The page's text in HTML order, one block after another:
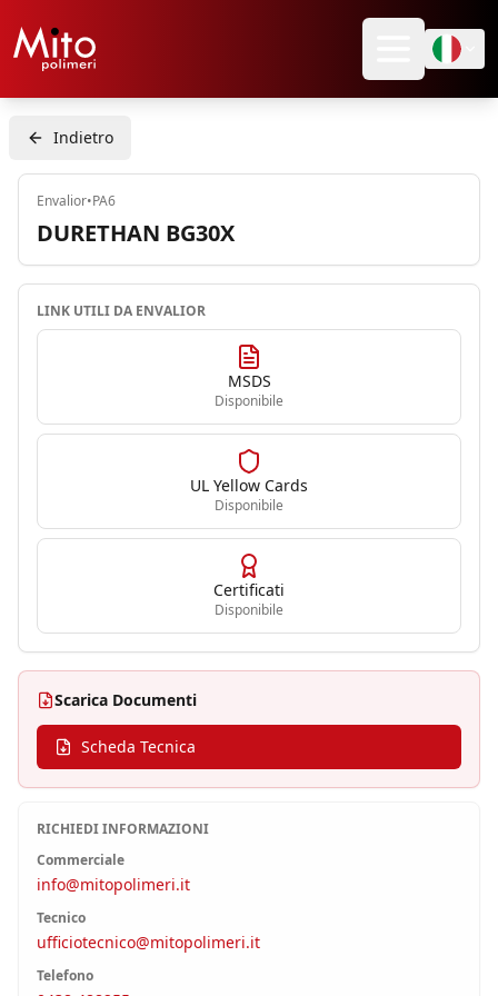
Indietro
Envalior•PA6
DURETHAN BG30X
LINK UTILI DA ENVALIOR
MSDS
Disponibile
UL Yellow Cards
Disponibile
Certificati
Disponibile
Scarica Documenti
Scheda Tecnica
RICHIEDI INFORMAZIONI
Commerciale
info@mitopolimeri.it
Tecnico
ufficiotecnico@mitopolimeri.it
Telefono